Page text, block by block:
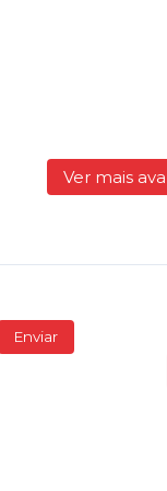
Ver mais
Enviar